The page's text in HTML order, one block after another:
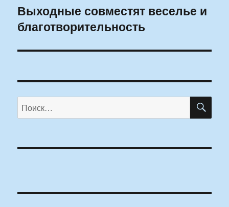
Следующая
запись:
Выходные совместят веселье и
благотворительность
Искать: